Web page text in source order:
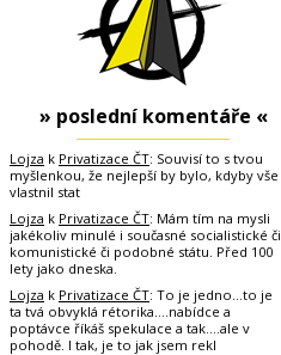
» poslední komentáře «
Lojza k Privatizace ČT: Souvisí to s tvou
myšlenkou, že nejlepší by bylo, kdyby vše
vlastnil stat
Lojza k Privatizace ČT: Mám tím na mysli
jakékoliv minulé i současné socialistické či
komunistické či podobné státu. Před 100
lety jako dneska.
Lojza k Privatizace ČT: To je jedno...to je
ta tvá obvyklá rétorika....nabídce a
poptávce říkáš spekulace a tak....ale v
pohodě. I tak, je to jak jsem rekl